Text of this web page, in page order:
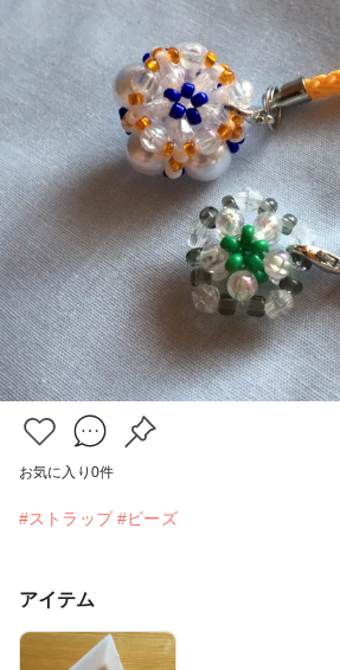
お気に入り 0件
#ストラップ #ビーズ
アイテム